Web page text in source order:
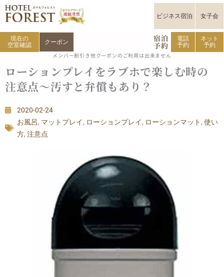
内
容
ビジネス宿泊 女子会
現在の
空室確認
クーポン 宿泊
予約
電話
予約
ネット
予約
メンバー割引き他クーポンのご利用は出来ません
ローションプレイをラブホで楽しむ時の
注意点～汚すと弁償もあり？
2020-02-24
お風呂, マットプレイ, ローションプレイ, ローションマット , 使い
方, 注意点